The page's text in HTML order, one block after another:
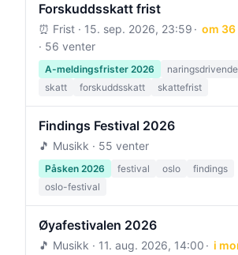
Forskuddsskatt frist
⏰ Frist · 15. sep. 2026, 23:59
om
· 56 venter
A-meldingsfrister 2026
naringsdrivende
skatt
forskuddsskatt skattefrist
Findings Festival 2026
🎵 Musikk · 55 venter
Påsken 2026 festival oslo
findings
oslo-festival
Øyafestivalen 2026
🎵 Musikk · 11. aug. 2026, 14:00 i